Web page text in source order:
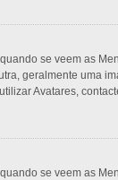
se veem as
geralmente uma
Avatares,
se veem as